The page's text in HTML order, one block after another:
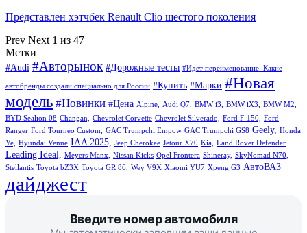
Представлен хэтчбек Renault Clio шестого поколения
Prev Next 1 из 47
Метки
#Audi #Авторынок #Дорожные тесты #Идет переименование: Какие
автобренды создали специально для России #Купить #Марки #Новая
модель #Новинки #Цена Alpine, Audi Q7, BMW i3, BMW iX3,
BMW M2,
BYD Sealion 08 Changan, Chevrolet Corvette Chevrolet Silverado, Ford F-150,
Ford
Ranger Ford Tourneo Custom, GAC Trumpchi Empow GAC Trumpchi GS8 Geely,
Honda
Ye,
Hyundai Venue IAA 2025, Jeep Cherokee Jetour X70 Kia, Land Rover Defender
Leading Ideal, Meyers Manx, Nissan Kicks Opel Frontera Shineray, SkyNomad N70,
Stellantis Toyota bZ3X Toyota GR 86, Wey V9X Xiaomi YU7 Xpeng G3 АвтоВАЗ
дайджест
Введите номер автомобиля